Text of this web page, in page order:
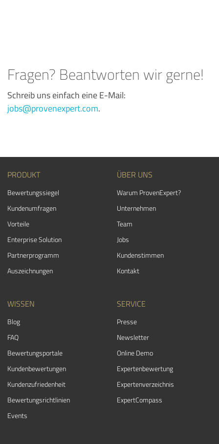
Fragen? Beantworten wir gerne!
Schreib uns einfach eine E-Mail:
jobs@provenexpert.com.
PRODUKT
Bewertungssiegel
Kundenumfragen
Vorteile
Enterprise Solution
Partnerprogramm
Auszeichnungen
ÜBER UNS
Warum ProvenExpert?
Unternehmen
Team
Jobs
Kundenstimmen
Kontakt
WISSEN
Blog
FAQ
Bewertungsportale
Kundenbewertungen
Kundenzufriedenheit
Bewertungs­richtlinien
Events
SERVICE
Presse
Newsletter
Online Demo
Expertenbewertung
Expertenverzeichnis
ExpertCompass